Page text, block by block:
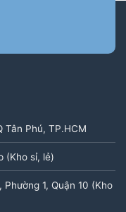
Tân Phú, TP.HCM
(Kho sỉ, lẻ)
1, Quận 10 (Kho